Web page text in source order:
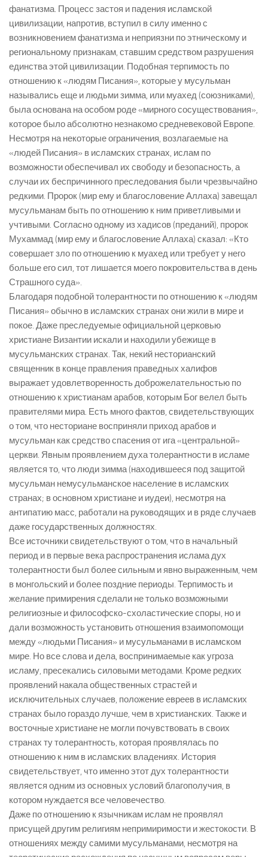
фанатизма. Процесс застоя и падения исламской
цивилизации, напротив, вступил в силу именно с
возникновением фанатизма и неприязни по этническому и
региональному признакам, ставшим средством разрушения
единства этой цивилизации. Подобная терпимость по
отношению к «людям Писания», которые у мусульман
назывались еще и людьми зимма, или муахед (союзниками),
была основана на особом роде «мирного сосуществования»,
которое было абсолютно незнакомо средневековой Европе.
Несмотря на некоторые ограничения, возлагаемые на
«людей Писания» в исламских странах, ислам по
возможности обеспечивал их свободу и безопасность, а
случаи их беспричинного преследования были чрезвычайно
редкими. Пророк (мир ему и благословение Аллаха) завещал
мусульманам быть по отношению к ним приветливыми и
учтивыми. Согласно одному из хадисов (преданий), пророк
Мухаммад (мир ему и благословение Аллаха) сказал: «Кто
совершает зло по отношению к муахед или требует у него
больше его сил, тот лишается моего покровительства в день
Страшного суда».
Благодаря подобной толерантности по отношению к «людям
Писания» обычно в исламских странах они жили в мире и
покое. Даже преследуемые официальной церковью
христиане Византии искали и находили убежище в
мусульманских странах. Так, некий несторианский
священник в конце правления праведных халифов
выражает удовлетворенность доброжелательностью по
отношению к христианам арабов, которым Бог велел быть
правителями мира. Есть много фактов, свидетельствующих
о том, что несториане восприняли приход арабов и
мусульман как средство спасения от ига «центральной»
церкви. Явным проявлением духа толерантности в исламе
является то, что люди зимма (находившееся под защитой
мусульман немусульманское население в исламских
странах; в основном христиане и иудеи), несмотря на
антипатию масс, работали на руководящих и в ряде случаев
даже государственных должностях.
Все источники свидетельствуют о том, что в начальный
период и в первые века распространения ислама дух
толерантности был более сильным и явно выраженным, чем
в монгольский и более поздние периоды. Терпимость и
желание примирения сделали не только возможными
религиозные и философско-схоластические споры, но и
дали возможность установить отношения взаимопомощи
между «людьми Писания» и мусульманами в исламском
мире. Но все слова и дела, воспринимаемые как угроза
исламу, пресекались силовыми методами. Кроме редких
проявлений накала общественных страстей и
исключительных случаев, положение евреев в исламских
странах было гораздо лучше, чем в христианских. Также и
восточные христиане не могли почувствовать в своих
странах ту толерантность, которая проявлялась по
отношению к ним в исламских владениях. История
свидетельствует, что именно этот дух толерантности
является одним из основных условий благополучия, в
котором нуждается все человечество.
Даже по отношению к язычникам ислам не проявлял
присущей другим религиям непримиримости и жестокости. В
отношениях между самими мусульманами, несмотря на